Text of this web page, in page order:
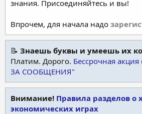
знания. Присоединяйтесь и вы!
Впрочем, для начала надо
📝 Знаешь буквы и умеешь их
Платим. Дорого. Бессрочная
ЗА СООБЩЕНИЯ"
Внимание! Правила разделов
экономических играх